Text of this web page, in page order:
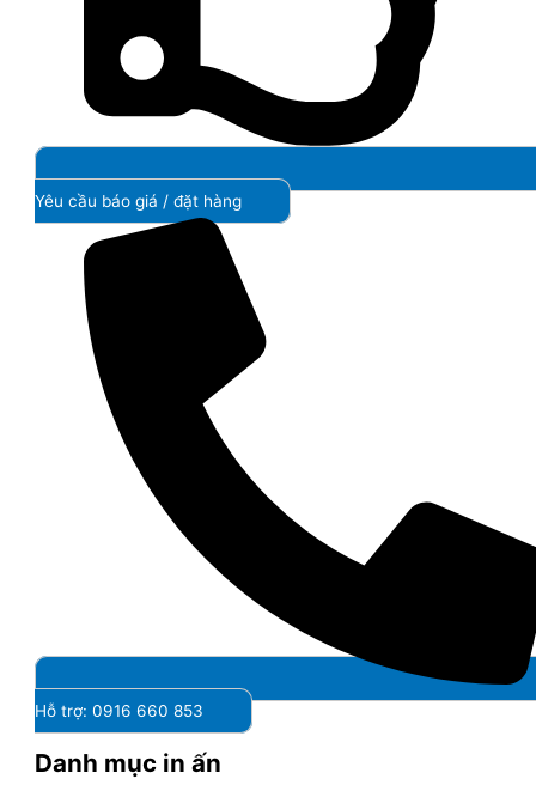
Yêu cầu báo giá / đặt hàng
Hỗ trợ: 0916 660 853
Danh mục in ấn